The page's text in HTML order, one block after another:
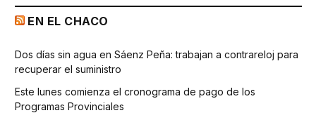
EN EL CHACO
Dos días sin agua en Sáenz Peña: trabajan a contrareloj para
recuperar el suministro
Este lunes comienza el cronograma de pago de los
Programas Provinciales